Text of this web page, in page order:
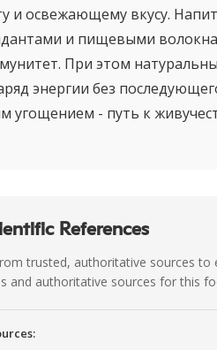
и освежающему вкусу.
и пищевыми
При этом
энергии без
угощением - путь к
References
trusted, authoritative sources to
and authoritative sources for this